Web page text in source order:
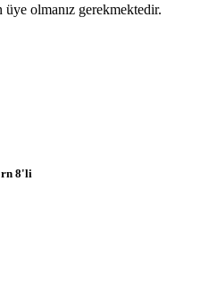
olmanız gerekmektedir.
8'li